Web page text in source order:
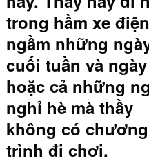
trong hầm xe điện
ngầm những
cuối tuần và
hoặc cả những
nghỉ hè mà thầy
không có chương
trình đi chơi.